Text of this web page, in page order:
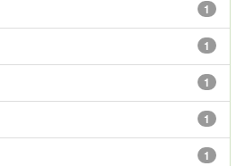
1
1
1
1
1